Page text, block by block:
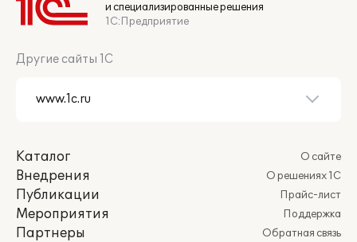
и специализированные решения
1С:Предприятие
Другие сайты 1С
Каталог
Внедрения
Публикации
Мероприятия
Партнеры
О сайте
О решениях 1С
Прайс-лист
Поддержка
Обратная связь